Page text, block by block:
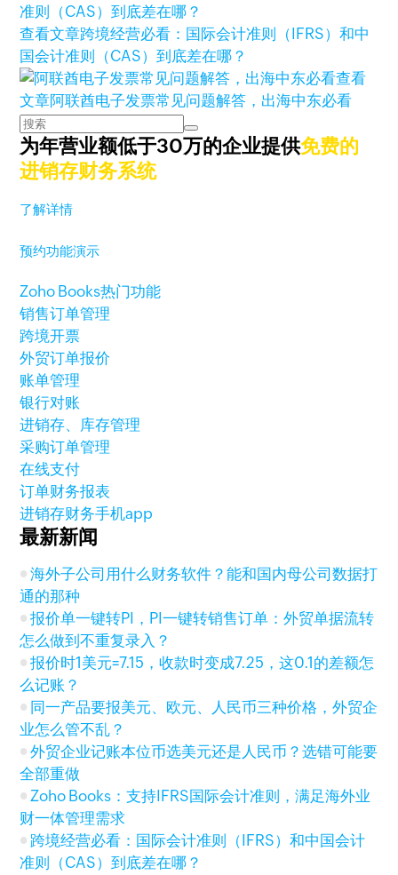
查看文章跨境经营必看：国际会计准则（IFRS）和中
国会计准则（CAS）到底差在哪？
查看
文章阿联酋电子发票常见问题解答，出海中东必看
为年营业额低于30万的企业提供免费的
进销存财务系统
了解详情
预约功能演示
Zoho Books热门功能
销售订单管理
跨境开票
外贸订单报价
账单管理
银行对账
进销存、库存管理
采购订单管理
在线支付
订单财务报表
进销存财务手机app
最新新闻
海外子公司用什么财务软件？能和国内母公司数据打
通的那种
报价单一键转PI，PI一键转销售订单：外贸单据流转
怎么做到不重复录入？
报价时1美元=7.15，收款时变成7.25，这0.1的差额怎
么记账？
同一产品要报美元、欧元、人民币三种价格，外贸企
业怎么管不乱？
外贸企业记账本位币选美元还是人民币？选错可能要
全部重做
Zoho Books：支持IFRS国际会计准则，满足海外业
财一体管理需求
跨境经营必看：国际会计准则（IFRS）和中国会计
准则（CAS）到底差在哪？